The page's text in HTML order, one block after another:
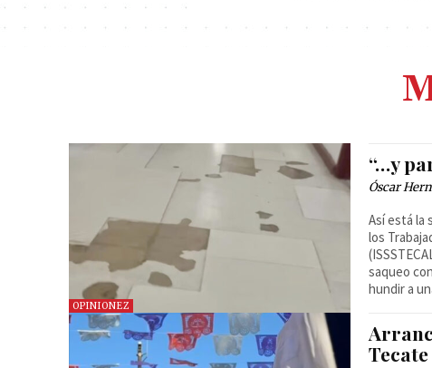
OPINIONEZ
“…y
Óscar
Así está la
los
saqueo
hundir a
Tecate